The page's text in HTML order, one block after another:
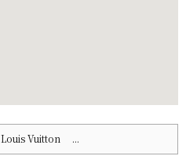
Louis Vuitton ...